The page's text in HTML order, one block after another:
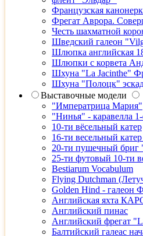
Французская
Фрегат Аврора.
Честь шахматной
Шведский галеон
Шлюпка английская
Шлюпки с корвета
Шхуна "La Jacinthe"
Шхуна "Полоцк"
Выставочные модели
"Императрица Мария"
"Нинья" - каравелла
10-ти вёсельный катер
16-ти весельный
20-ти пушечный бриг
25-ти футовый 10-ти
Bestiarum Vocabulum
Flying Dutchman
Golden Hind - галеон
Английская яхта
Английский пинас
Английский фрегат
Балтийский галеас